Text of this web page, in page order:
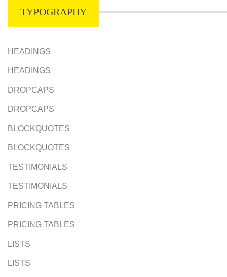
TYPOGRAPHY
HEADINGS
HEADINGS
DROPCAPS
DROPCAPS
BLOCKQUOTES
BLOCKQUOTES
TESTIMONIALS
TESTIMONIALS
PRICING TABLES
PRICING TABLES
LISTS
LISTS